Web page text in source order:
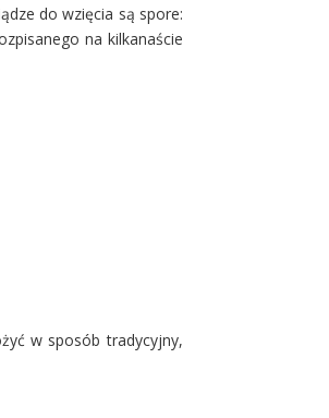
do wzięcia są spore:
na kilkanaście
w sposób tradycyjny,